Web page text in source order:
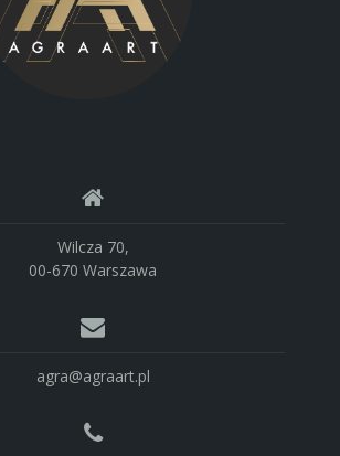
Wilcza 70,
00-670 Warszawa
agra@agraart.pl